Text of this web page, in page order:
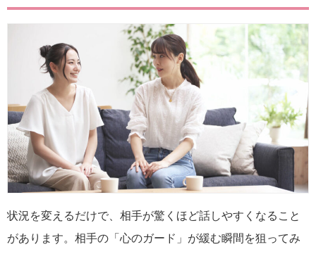
状況を変えるだけで、相手が驚くほど話しやすくなること
があります。相手の「心のガード」が緩む瞬間を狙ってみ